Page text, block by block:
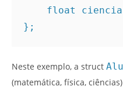
float
};
Neste exemplo, a struct
(matemática, física,